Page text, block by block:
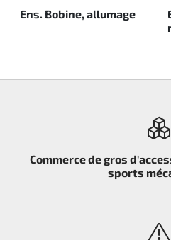
Ens. Bobine, allumage
Commerce de gros
sports
Rotax XPS Kart Tech
Courroie crantrée